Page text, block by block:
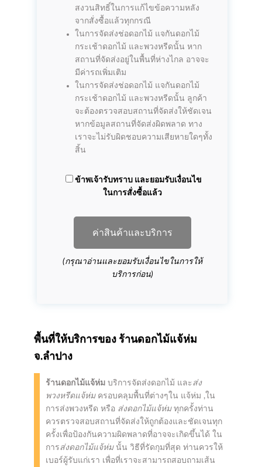
สงวนสิทธิ์ในการแก้ไขข้อความหลัง
จากสั่งซื้อแล้วทุกกรณี
ในการจัดส่งช่อดอกไม้ แจกันดอกไม้
กระเช้าดอกไม้ และพวงหรีดนั้น หาก
สถานที่จัดส่งอยู่ในพื้นที่ห่างไกล อาจจะ
มีค่ารถเพิ่มเติม
ในการจัดส่งช่อดอกไม้ แจกันดอกไม้
กระเช้าดอกไม้ และพวงหรีดนั้น ลูกค้า
จะต้องตรวจสอบสถานที่จัดส่งให้ชัดเจน
หากข้อมูลสถานที่จัดส่งผิดพลาด ทาง
เราจะไม่รับผิดชอบความเสียหายใดๆทั้ง
สิ้น
ข้าพเจ้ารับทราบ และยอมรับเงื่อนไข
ในการสั่งซื้อแล้ว
ค่าสินค้าและบริการ
(กรุณาอ่านและยอมรับเงื่อนไขในการให้
บริการก่อน)
พื้นที่ให้บริการของ ร้านดอกไม้แจ้ห่ม
จ.ลำปาง
ร้านดอกไม้แจ้ห่ม บริการจัดส่งดอกไม้ และ ส่ง
พวงหรีดแจ้ห่มครอบคลุมพื้นที่ต่างๆใน แจ้ห่ม ,ใน
การส่งพวงหรีด หรือ ส่งดอกไม้แจ้ห่มทุกครั้งท่าน
ควรตรวจสอบสถานที่จัดส่งให้ถูกต้องและชัดเจนทุก
ครั้งเพื่อป้องกันความผิดพลาดที่อาจจะเกิดขึ้นได้ ใน
การส่งดอกไม้แจ้ห่มนั้น วิธีที่รัดกุมที่สุด ท่านควรให้
เบอร์ผู้รับแก่เรา เพื่อที่เราจะสามารถสอบถามเส้น